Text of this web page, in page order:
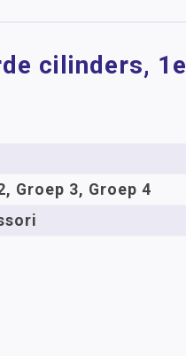
cilinders, 1e
Groep 3, Groep 4